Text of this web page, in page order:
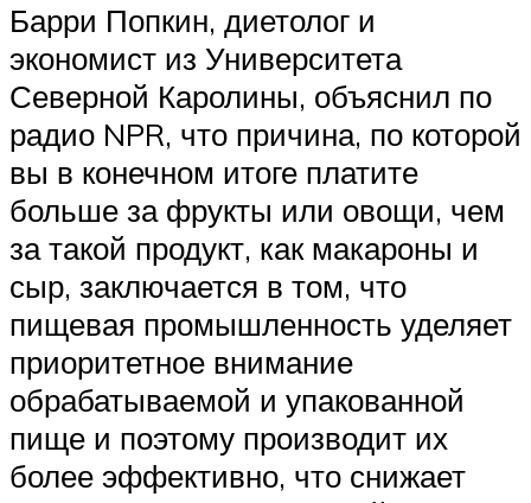
Барри Попкин, диетолог и
экономист из Университета
Северной Каролины, объяснил по
радио NPR, что причина, по которой
вы в конечном итоге платите
больше за фрукты или овощи, чем
за такой продукт, как макароны и
сыр, заключается в том, что
пищевая промышленность уделяет
приоритетное внимание
обрабатываемой и упакованной
пище и поэтому производит их
более эффективно, что снижает